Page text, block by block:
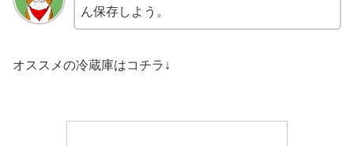
ん保存しよう。
オススメの冷蔵庫はコチラ↓